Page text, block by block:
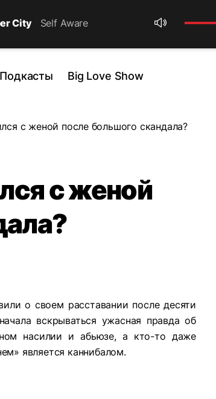
City Self Aware
Подкасты Big Love Show
с женой после большого скандала?
с женой
о своем расставании после десяти
вскрываться ужасная правда об
насилии и абьюзе, а кто-то даже
является каннибалом.